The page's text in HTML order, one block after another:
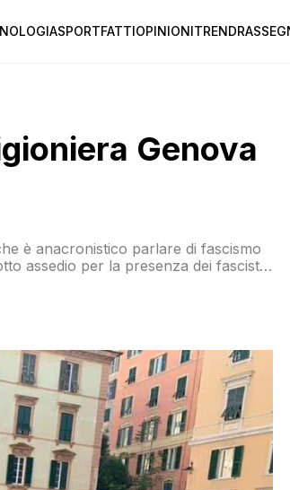
SPORTFATTIOPINIONITREND
Genova
è anacronistico parlare di fascismo
assedio per la presenza dei fascisti